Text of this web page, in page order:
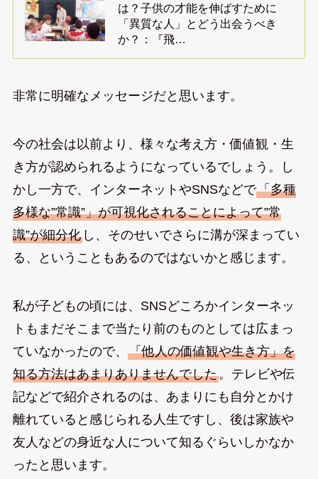
は？子供の才能を伸ばすために
「異質な人」とどう出会うべき
か？：『飛…
非常に明確なメッセージだと思います。
今の社会は以前より、様々な考え方・価値観・生
き方が認められるようになっているでしょう。し
かし一方で、インターネットやSNSなどで「多種
多様な”常識”」が可視化されることによって”常
識”が細分化し、そのせいでさらに溝が深まってい
る、ということもあるのではないかと感じます。
私が子どもの頃には、SNSどころかインターネッ
トもまだそこまで当たり前のものとしては広まっ
ていなかったので、 「他人の価値観や生き方」を
知る方法はあまりありませんでした。テレビや伝
記などで紹介されるのは、あまりにも自分とかけ
離れていると感じられる人生ですし、後は家族や
友人などの身近な人について知るぐらいしかなか
ったと思います。